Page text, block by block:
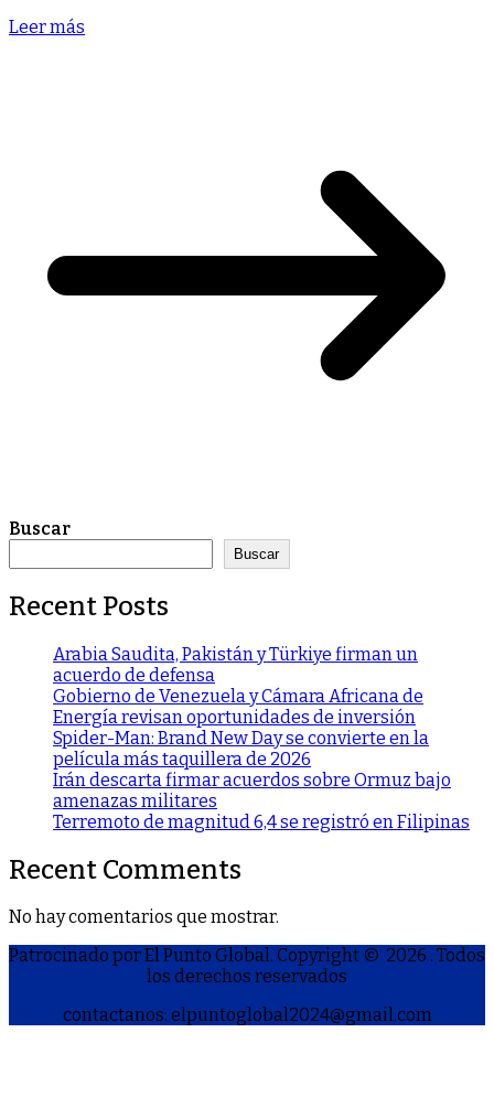
Leer más
Buscar
Buscar
Recent Posts
Arabia Saudita, Pakistán y Türkiye firman un
acuerdo de defensa
Gobierno de Venezuela y Cámara Africana de
Energía revisan oportunidades de inversión
Spider-Man: Brand New Day se convierte en la
película más taquillera de 2026
Irán descarta firmar acuerdos sobre Ormuz bajo
amenazas militares
Terremoto de magnitud 6,4 se registró en Filipinas
Recent Comments
No hay comentarios que mostrar.
Patrocinado por El Punto Global. Copyright © 2026 . Todos
los derechos reservados
contactanos: elpuntoglobal2024@gmail.com